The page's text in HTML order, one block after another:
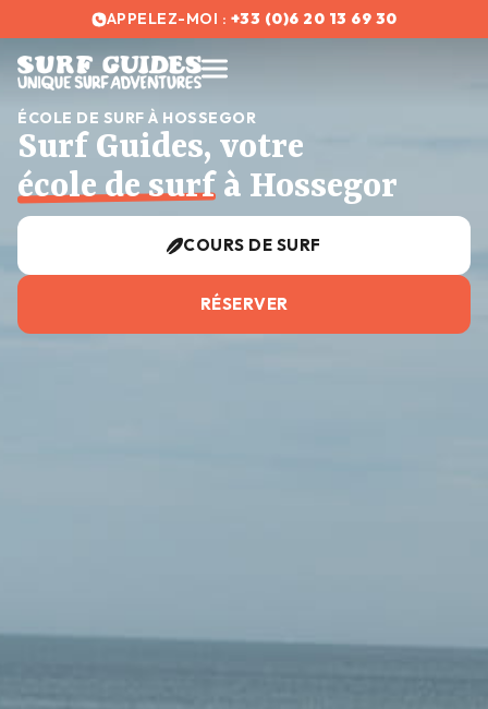
APPELEZ-MOI : +33 (0)6 20 13 69 30
ÉCOLE DE SURF À HOSSEGOR
Surf Guides, votre
école de surfà Hossegor
COURS DE SURF
RÉSERVER